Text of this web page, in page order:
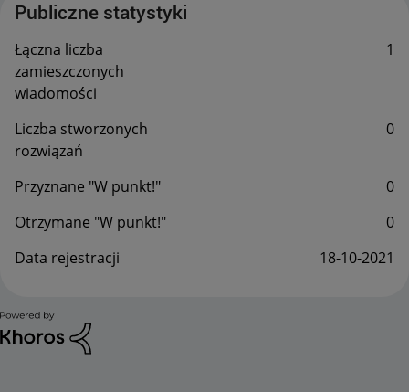
Publiczne statystyki
Łączna liczba
zamieszczonych
wiadomości
1
Liczba stworzonych
rozwiązań
0
Przyznane "W punkt!"
0
Otrzymane "W punkt!"
0
Data rejestracji
‎18-10-2021